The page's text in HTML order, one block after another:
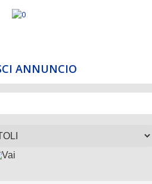
ANNUNCIO